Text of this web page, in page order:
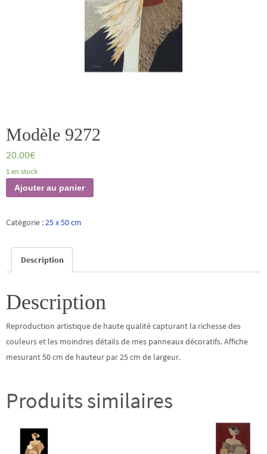
Modèle 9272
20.00€
1 en stock
quantité
de
Ajouter au panier
Catégorie :25 x 50 cm
Description
Description
Reproduction artistique de haute qualité capturant la richesse des
couleurs et les moindres détails de mes panneaux décoratifs. Affiche
mesurant 50 cm de hauteur par 25 cm de largeur.
Produits similaires